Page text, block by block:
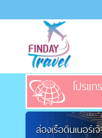
โปรแ
ล่องเรือดินเนอร์เ